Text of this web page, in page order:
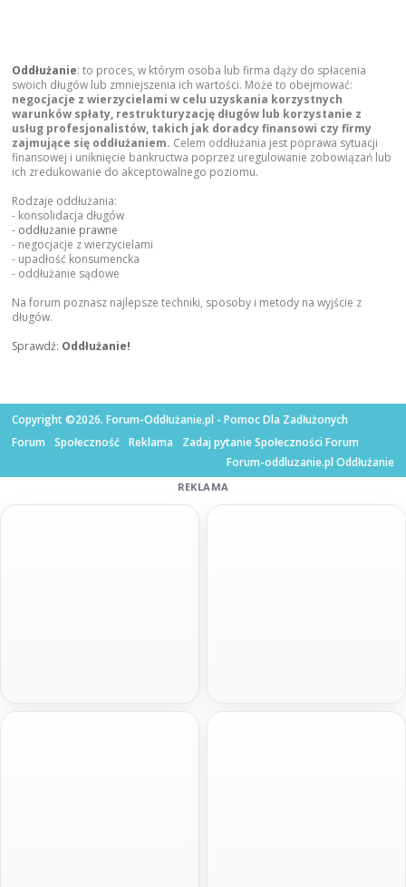
Oddłużanie: to proces, w którym osoba lub firma dąży do spłacenia
swoich długów lub zmniejszenia ich wartości. Może to obejmować:
negocjacje z wierzycielami w celu uzyskania korzystnych
warunków spłaty, restrukturyzację długów lub korzystanie z
usług profesjonalistów, takich jak doradcy finansowi czy firmy
zajmujące się oddłużaniem. Celem oddłużania jest poprawa sytuacji
finansowej i uniknięcie bankructwa poprzez uregulowanie zobowiązań lub
ich zredukowanie do akceptowalnego poziomu.
Rodzaje oddłużania:
- konsolidacja długów
- oddłużanie prawne
- negocjacje z wierzycielami
- upadłość konsumencka
- oddłużanie sądowe
Na forum poznasz najlepsze techniki, sposoby i metody na wyjście z
długów.
Sprawdź: Oddłużanie!
Copyright ©2026. Forum-Oddłużanie.pl - Pomoc Dla Zadłużonych
Forum
Społeczność Reklama
Zadaj pytanie Społeczności Forum
Forum-oddluzanie.pl Oddłużanie
REKLAMA